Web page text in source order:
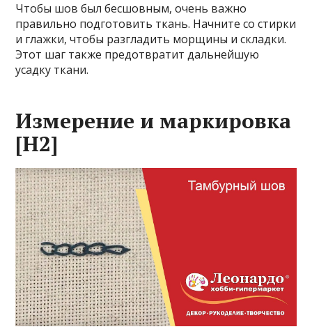
Чтобы шов был бесшовным, очень важно
правильно подготовить ткань. Начните со стирки
и глажки, чтобы разгладить морщины и складки.
Этот шаг также предотвратит дальнейшую
усадку ткани.
Измерение и маркировка
[H2]